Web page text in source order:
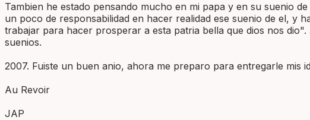
Tambien he estado pensando mucho en mi papa y en su suenio
un poco de responsabilidad en hacer realidad ese suenio de el, y
trabajar para hacer prosperar a esta patria bella que dios nos
suenios.
2007. Fuiste un buen anio, ahora me preparo para entregarle mis
Au Revoir
JAP